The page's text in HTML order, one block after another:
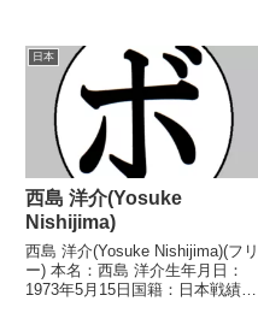
○2RKO 加瀬 隆二(さざ
れ)1992/06/06 ...
日本
西島 洋介(Yosuke
Nishijima)
西島 洋介(Yosuke Nishijima)(フリ
ー) 本名：西島 洋介生年月日：
1973年5月15日国籍：日本戦績：